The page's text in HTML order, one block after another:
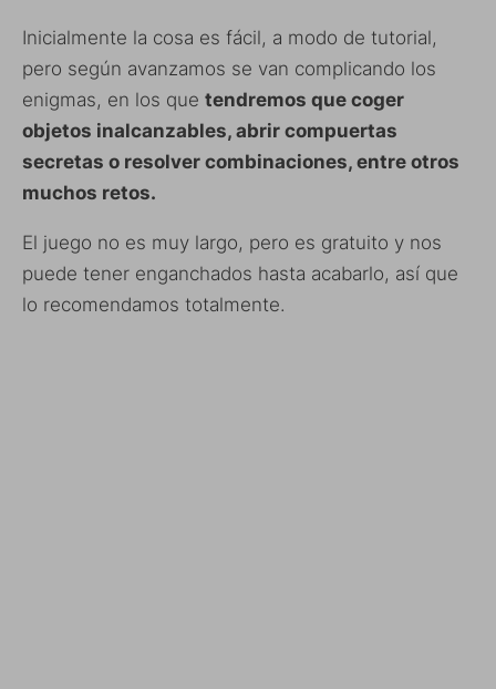
Inicialmente la cosa es fácil, a modo de tutorial,
pero según avanzamos se van complicando los
enigmas, en los que tendremos que coger
objetos inalcanzables, abrir compuertas
secretas o resolver combinaciones, entre otros
muchos retos.
El juego no es muy largo, pero es gratuito y nos
puede tener enganchados hasta acabarlo, así que
lo recomendamos totalmente.